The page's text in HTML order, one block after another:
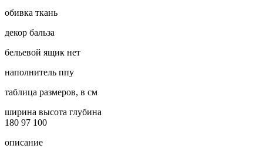
обивка ткань
декор бальза
бельевой ящик нет
наполнитель ппу
таблица размеров, в см
ширина высота глубина
180 97 100
описание